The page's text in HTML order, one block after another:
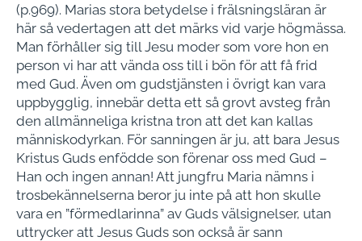
(p.969). Marias stora betydelse i frälsningsläran är
här så vedertagen att det märks vid varje högmässa.
Man förhåller sig till Jesu moder som vore hon en
person vi har att vända oss till i bön för att få frid
med Gud. Även om gudstjänsten i övrigt kan vara
uppbygglig, innebär detta ett så grovt avsteg från
den allmänneliga kristna tron att det kan kallas
människodyrkan. För sanningen är ju, att bara Jesus
Kristus Guds enfödde son förenar oss med Gud –
Han och ingen annan! Att jungfru Maria nämns i
trosbekännelserna beror ju inte på att hon skulle
vara en ”förmedlarinna” av Guds välsignelser, utan
uttrycker att Jesus Guds son också är sann